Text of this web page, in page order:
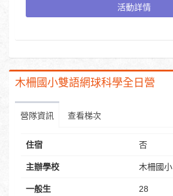
活動詳情
木柵國小雙語網球科學全日營
營隊資訊 查看梯次
住宿 否
主辦學校 木柵國小
一般生 28